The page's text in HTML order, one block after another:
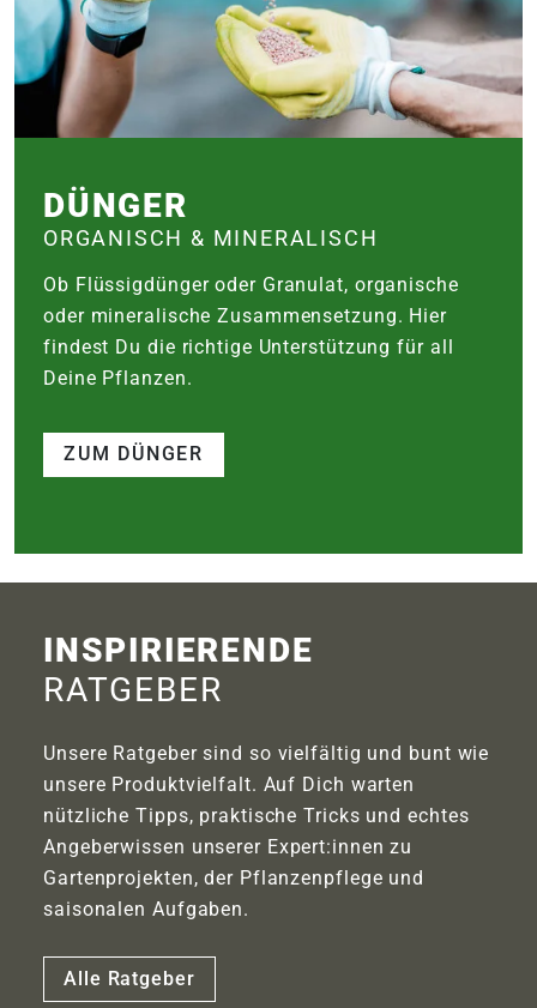
DÜNGER
ORGANISCH & MINERALISCH
Ob Flüssigdünger oder Granulat, organische
oder mineralische Zusammensetzung. Hier
findest Du die richtige Unterstützung für all
Deine Pflanzen.
ZUM DÜNGER
INSPIRIERENDE
RATGEBER
Unsere Ratgeber sind so vielfältig und bunt wie
unsere Produktvielfalt. Auf Dich warten
nützliche Tipps, praktische Tricks und echtes
Angeberwissen unserer Expert:innen zu
Gartenprojekten, der Pflanzenpflege und
saisonalen Aufgaben.
Alle Ratgeber